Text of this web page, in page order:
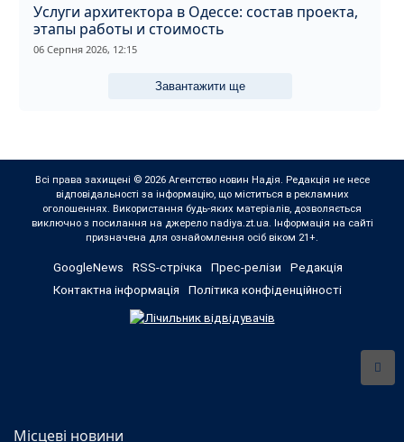
Услуги архитектора в Одессе: состав проекта,
этапы работы и стоимость
06 Серпня 2026, 12:15
Завантажити ще
Всі права захищені © 2026 Агентство новин Надія. Редакція не несе
відповідальності за інформацію, що міститься в рекламних
оголошеннях. Використання будь-яких матеріалів, дозволяється
виключно з посилання на джерело nadiya.zt.ua. Інформація на сайті
призначена для ознайомлення осіб віком 21+.
GoogleNews RSS-стрічка Прес-релізи
Редакція
Контактна інформація
Політика конфіденційності
Місцеві новини